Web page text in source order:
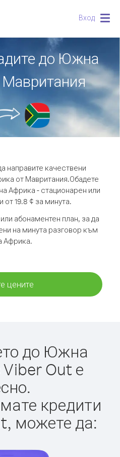
Вход
до Южна
направите качествени
от Мавритания.Обадете
Африка - стационарен или
от 19.8 ¢ за минута.
абонаментен план, за да
на минута разговор към
Африка.
цените
до Южна
Out е
кредити
можете да: